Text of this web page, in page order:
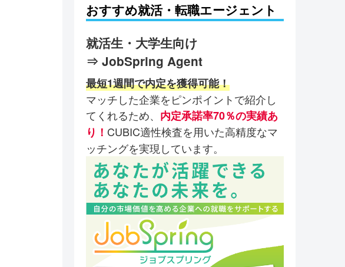
おすすめ就活・転職エージェント
就活生・大学生向け
⇒ JobSpring Agent
最短1週間で内定を獲得可能！
マッチした企業をピンポイントで紹介し
てくれるため、 内定承諾率70％の実績あ
り！ CUBIC適性検査を用いた高精度なマ
ッチングを実現しています。